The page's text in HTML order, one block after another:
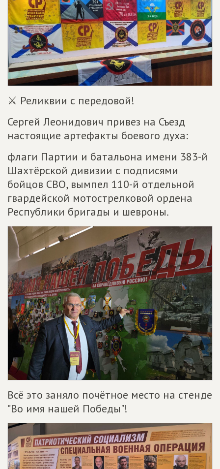
⚔️ Реликвии с передовой!
Сергей Леонидович привез на Съезд
настоящие артефакты боевого духа:
флаги Партии и батальона имени 383-й
Шахтёрской дивизии с подписями
бойцов СВО, вымпел 110-й отдельной
гвардейской мотострелковой ордена
Республики бригады и шевроны.
Всё это заняло почётное место на стенде
"Во имя нашей Победы"!